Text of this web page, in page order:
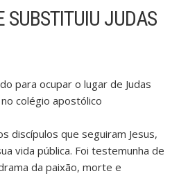
SUBSTITUIU JUDAS
para ocupar o lugar de Judas
colégio apostólico
discípulos que seguiram Jesus,
vida pública. Foi testemunha de
da paixão, morte e